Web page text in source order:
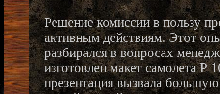
Решение комиссии в пользу
активным действиям. Этот
разбирался в вопросах
изготовлен макет самолета Р
презентация вызвала